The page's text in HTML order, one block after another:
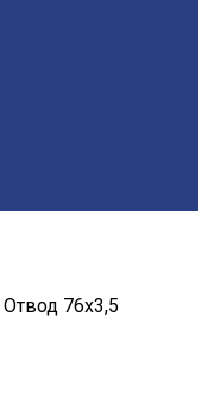
Отвод 76х3,5